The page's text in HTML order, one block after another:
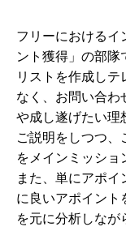
フリーにおけるイ
ント獲得」の部隊
リストを作成し
なく、お問い合わ
や成し遂げたい理
ご説明をしつつ、
をメインミッショ
また、単にアポ
に良いアポイント
を元に分析しなが